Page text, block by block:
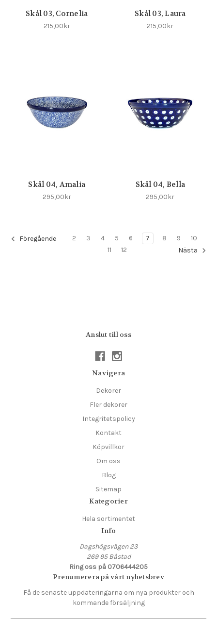
Skål 03, Cornelia
215,00kr
Skål 03, Laura
215,00kr
Skål 04, Amalia
295,00kr
Skål 04, Bella
295,00kr
Föregående 2 3 4 5 6 7 8 9
10
11
12 Nästa
Anslut till oss
Navigera
Dekorer
Fler dekorer
Integritetspolicy
Kontakt
Köpvillkor
Om oss
Blog
Sitemap
Kategorier
Hela sortimentet
Info
Dagshögsvägen 23
269 95 Båstad
Ring oss på 0706444205
Prenumerera på vårt nyhetsbrev
Få de senaste uppdateringarna om nya produkter och
kommande försäljning